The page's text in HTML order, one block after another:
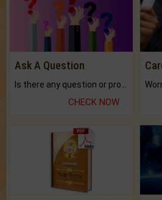
Ask A Question
CHECK NOW